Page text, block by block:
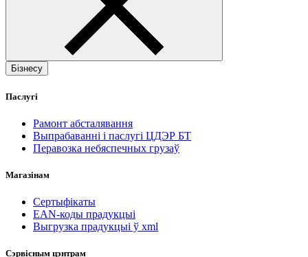
Бізнесу
Паслугі
Рамонт абсталявання
Выпрабаванні і паслугі ЦДЭР БТ
Перавозка небяспечных грузаў
Магазінам
Сертыфікаты
EAN-коды прадукцыі
Выгрузка прадукцыі ў xml
Сэрвісным цэнтрам